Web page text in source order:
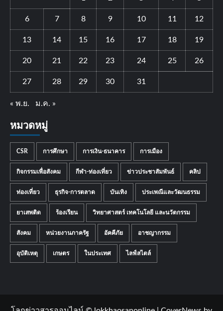
6 7 8 9 10 11 12
13 14 15 16 17 18 19
20 21 22 23 24 25 26
27 28 29 30 31
« พ.ย. ม.ค. »
หมวดหมู่
CSR การศึกษา การเงิน-ธนาคาร การเมือง
กิจกรรมเพื่อสังคม กีฬา-ท่องเที่ยว ข่าวประชาสัมพันธ์ คลิป
ท่องเที่ยว ธุรกิจ-การตลาด บันเทิง ประเพณีและวัฒนธรรม
ยาเสพติด ร้องเรียน วิทยาศาสตร์ เทคโนโลยี และนวัตกรรม
สังคม หน่วยงานภาครัฐ อัคคีภัย อาชญากรรม
อุบัติเหตุ เกษตร ในประเทศ ไลฟ์สไตล์